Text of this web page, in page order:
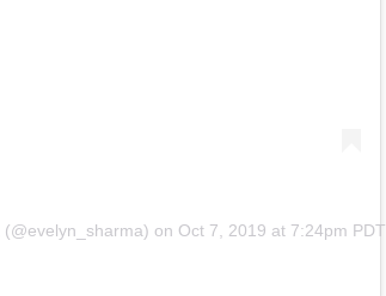
(@evelyn_sharma) on Oct 7, 2019 at 7:24pm PDT